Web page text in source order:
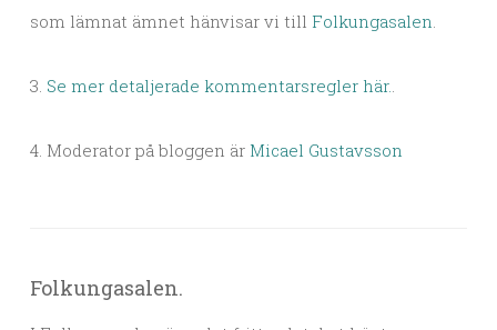
som lämnat ämnet hänvisar vi till Folkungasalen.
3. Se mer detaljerade kommentarsregler här..
4. Moderator på bloggen är Micael Gustavsson
Folkungasalen.